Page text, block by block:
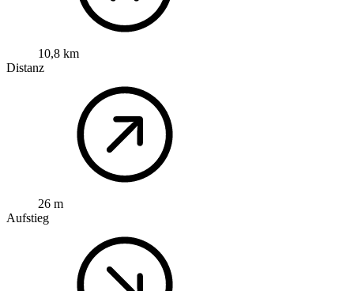
10,8 km
Distanz
26 m
Aufstieg